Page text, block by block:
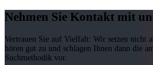
Nehmen Sie Kontakt mit
Vertrauen Sie auf Vielfalt: Wir setzen nicht
hören gut zu und schlagen Ihnen dann die
Suchmethodik vor.